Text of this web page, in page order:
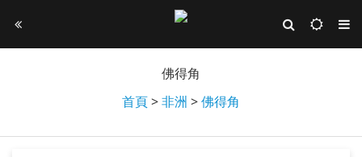
佛得角
首頁>非洲 >佛得角